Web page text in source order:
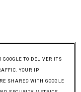
TO DELIVER ITS
YOUR IP
SHARED WITH GOOGLE